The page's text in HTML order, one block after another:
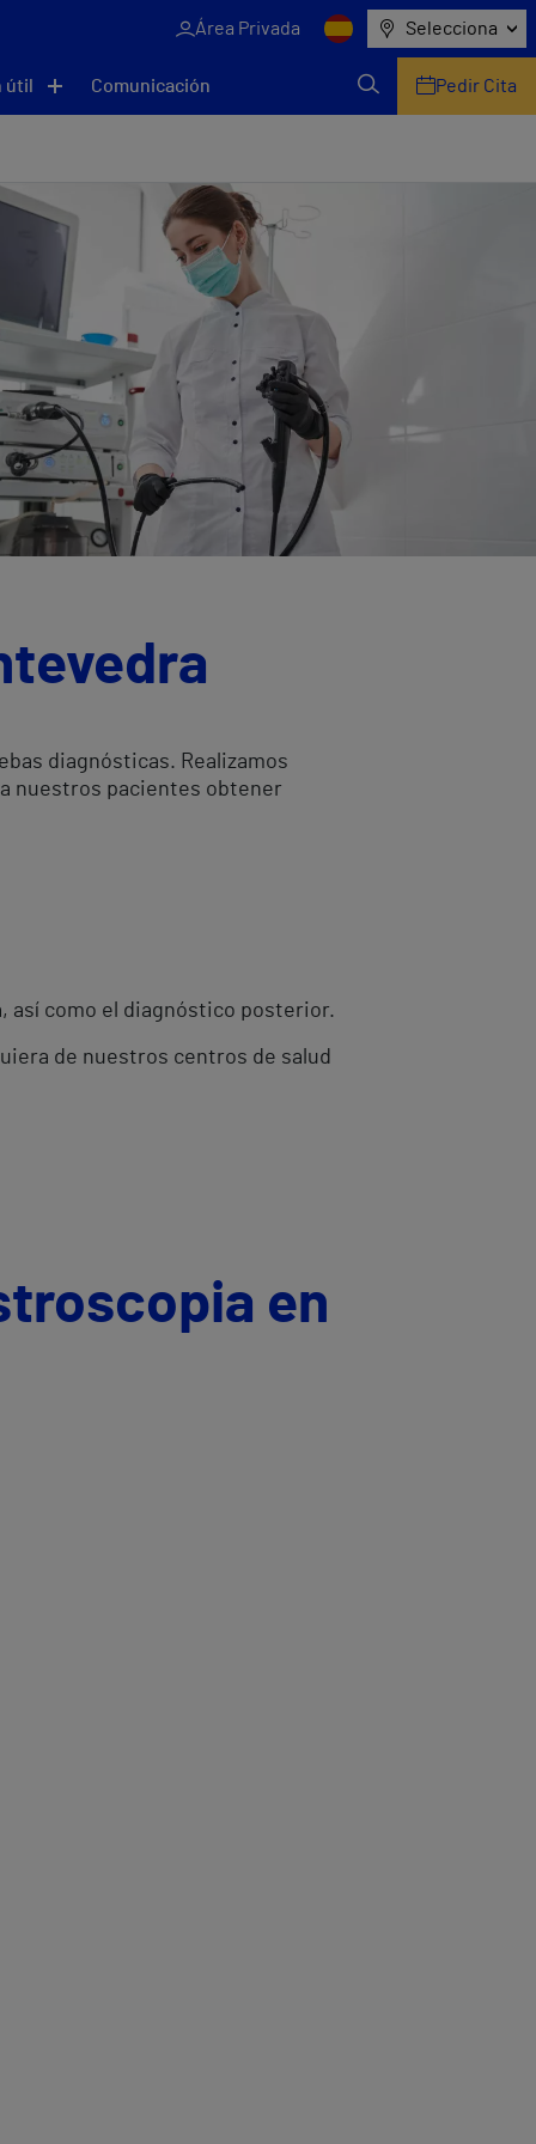
Área Privada Selecciona
útil Comunicación Pedir Cita
diagnósticas. Realizamos
nuestros pacientes obtener
así como el diagnóstico posterior.
de nuestros centros de salud
en